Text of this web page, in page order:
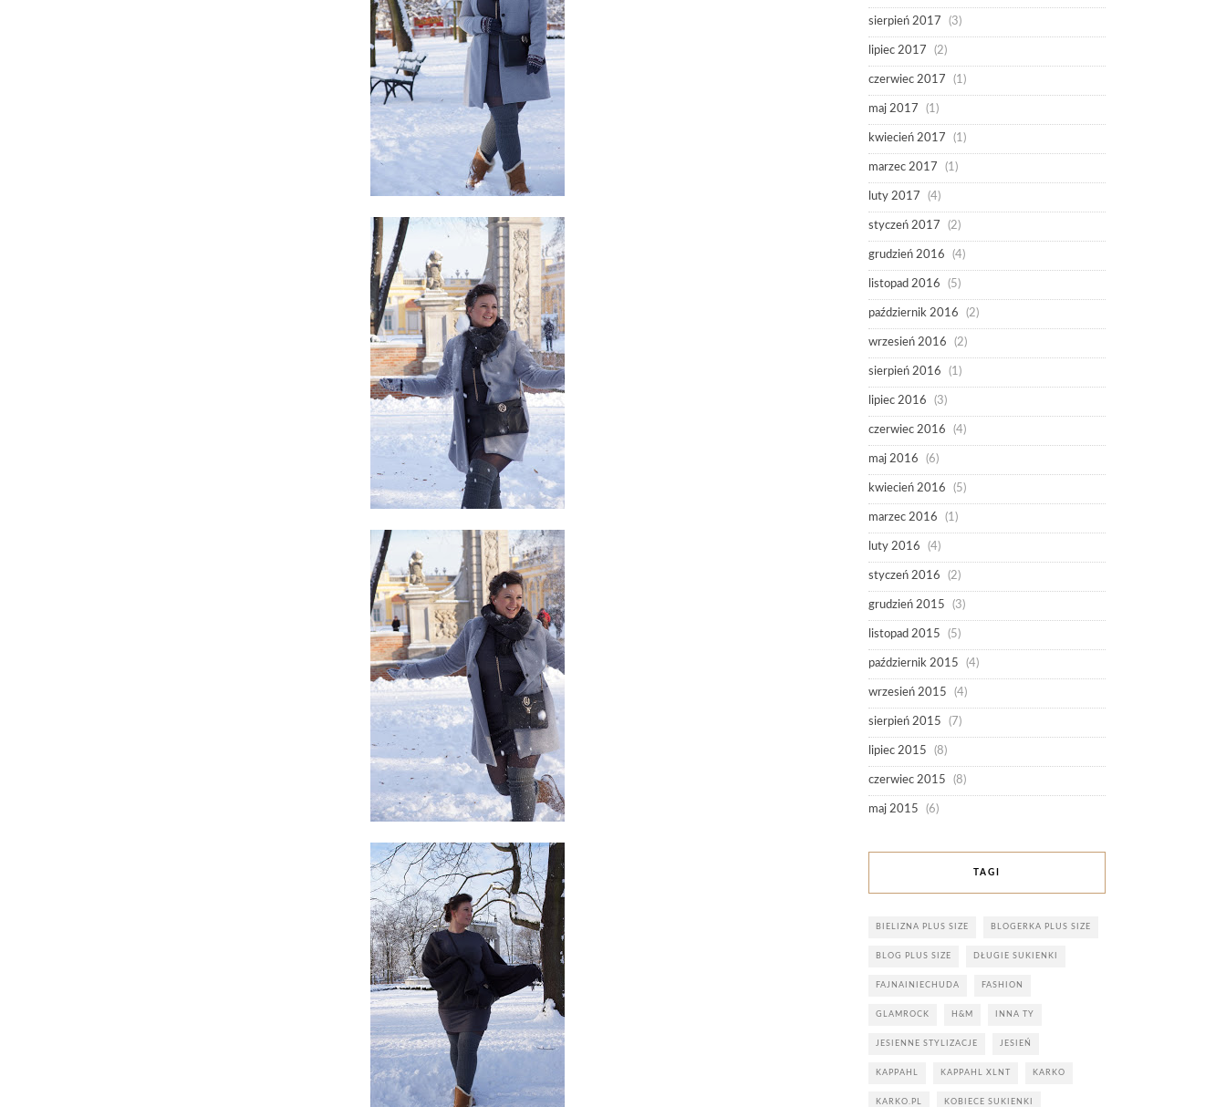
sierpień 2017 (3)
lipiec 2017 (2)
czerwiec 2017 (1)
maj 2017 (1)
kwiecień 2017 (1)
marzec 2017 (1)
luty 2017 (4)
styczeń 2017 (2)
grudzień 2016 (4)
listopad 2016 (5)
październik 2016 (2)
wrzesień 2016 (2)
sierpień 2016 (1)
lipiec 2016 (3)
czerwiec 2016 (4)
maj 2016 (6)
kwiecień 2016 (5)
marzec 2016 (1)
luty 2016 (4)
styczeń 2016 (2)
grudzień 2015 (3)
listopad 2015 (5)
październik 2015 (4)
wrzesień 2015 (4)
sierpień 2015 (7)
lipiec 2015 (8)
czerwiec 2015 (8)
maj 2015 (6)
TAGI
BIELIZNA PLUS SIZE BLOGERKA PLUS SIZE
BLOG PLUS SIZE DŁUGIE SUKIENKI
FAJNAINIECHUDA FASHION
GLAMROCK H&M INNA TY
JESIENNE STYLIZACJE JESIEŃ
KAPPAHL KAPPAHL XLNT KARKO
KARKO.PL KOBIECE SUKIENKI